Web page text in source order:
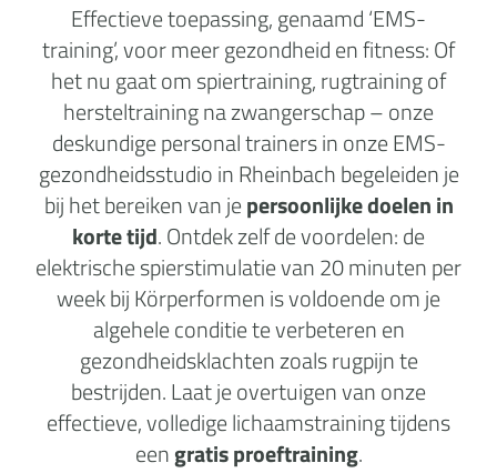
Effectieve toepassing, genaamd ‘EMS-
training’, voor meer gezondheid en fitness: Of
het nu gaat om spiertraining, rugtraining of
hersteltraining na zwangerschap – onze
deskundige personal trainers in onze EMS-
gezondheidsstudio in Rheinbach begeleiden je
bij het bereiken van jepersoonlijke doelen in
korte tijd. Ontdek zelf de voordelen: de
elektrische spierstimulatie van 20 minuten per
week bij Körperformen is voldoende om je
algehele conditie te verbeteren en
gezondheidsklachten zoals rugpijn te
bestrijden. Laat je overtuigen van onze
effectieve, volledige lichaamstraining tijdens
eengratis proeftraining.